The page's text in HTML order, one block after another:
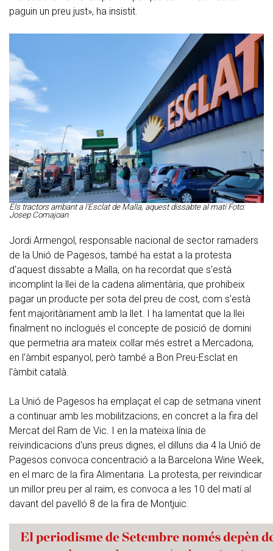
paguin un preu just», ha insistit.
Els tractors arribant a l'Esclat de Malla, aquest dissabte al matí Foto:
Josep Comajoan
Jordi Armengol, responsable nacional de sector ramaders
de la Unió de Pagesos, també ha estat a la protesta
d'aquest dissabte a Malla, on ha recordat que s'està
incomplint la llei de la cadena alimentària, que prohibeix
pagar un producte per sota del preu de cost, com s'està
fent majoritàriament amb la llet. I ha lamentat que la llei
finalment no inclogués el concepte de posició de domini
que permetria ara mateix collar més estret a Mercadona,
en l'àmbit espanyol, però també a Bon Preu-Esclat en
l'àmbit català.
La Unió de Pagesos ha emplaçat el cap de setmana vinent
a continuar amb les mobilitzacions, en concret a la fira del
Mercat del Ram de Vic. I en la mateixa línia de
reivindicacions d'uns preus dignes, el dilluns dia 4 la Unió de
Pagesos convoca concentració a la Barcelona Wine Week,
en el marc de la fira Alimentaria. La protesta, per reivindicar
un millor preu per al raïm, es convoca a les 10 del matí al
davant del pavelló 8 de la fira de Montjuïc.